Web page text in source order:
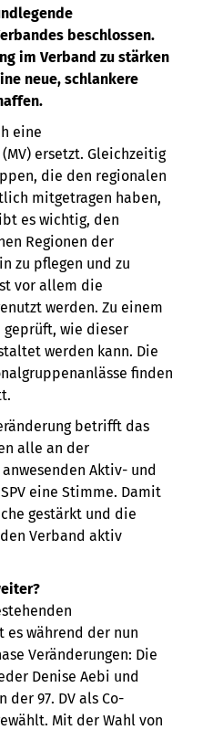
beschlossen.
im Verband zu stärken
neue, schlankere
eine
ersetzt. Gleichzeitig
die den regionalen
mitgetragen haben,
es wichtig, den
Regionen der
zu pflegen und zu
vor allem die
werden. Zu einem
wie dieser
werden kann. Die
finden
betrifft das
alle an der
Aktiv- und
eine Stimme. Damit
gestärkt und die
Verband aktiv
es während der nun
Veränderungen: Die
Denise Aebi und
der 97. DV als Co-
Mit der Wahl von